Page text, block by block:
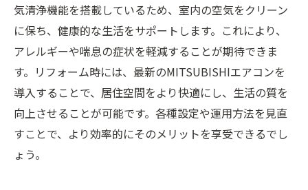
気清浄機能を搭載しているため、室内の空気をクリーン
に保ち、健康的な生活をサポートします。これにより、
アレルギーや喘息の症状を軽減することが期待できま
す。リフォーム時には、最新のMITSUBISHIエアコンを
導入することで、居住空間をより快適にし、生活の質を
向上させることが可能です。各種設定や運用方法を見直
すことで、より効率的にそのメリットを享受できるでし
ょう。